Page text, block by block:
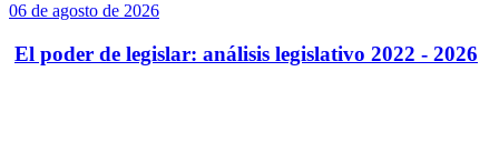
06 de agosto de 2026
El poder de legislar: análisis legislativo 2022 - 2026